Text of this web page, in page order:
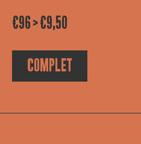
€96 > €9,50
COMPLET